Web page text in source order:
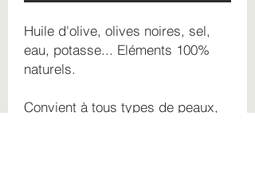
Huile d'olive, olives noires, sel,
eau, potasse... Eléments 100%
naturels.
Convient à tous types de peaux,